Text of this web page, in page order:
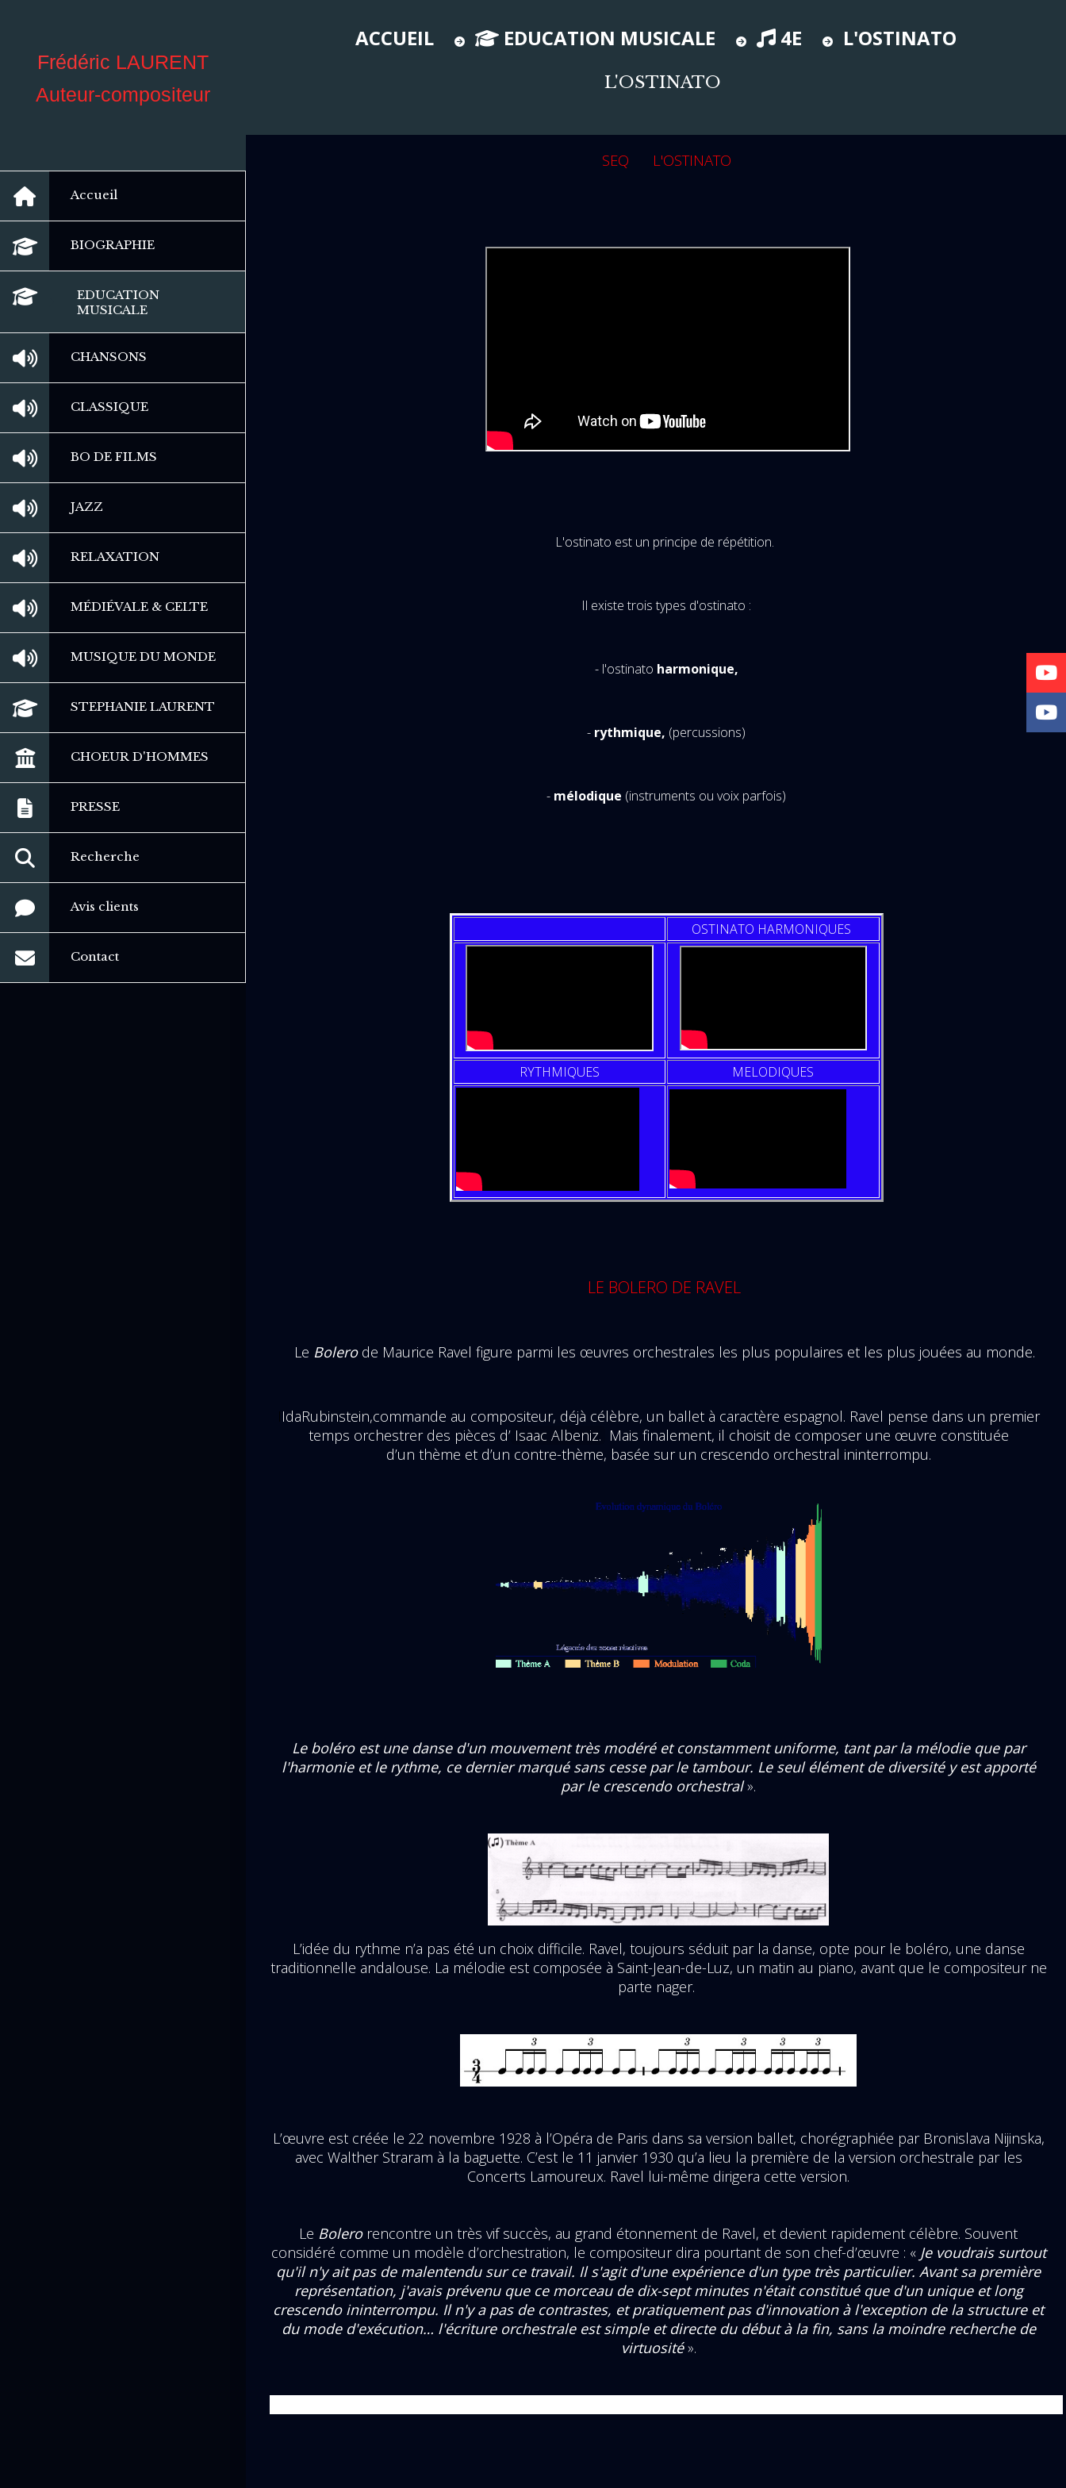
Frédéric LAURENT
Auteur-compositeur
Accueil
BIOGRAPHIE
EDUCATION
MUSICALE
CHANSONS
CLASSIQUE
BO DE FILMS
JAZZ
RELAXATION
MÉDIÉVALE & CELTE
MUSIQUE DU MONDE
STEPHANIE LAURENT
CHOEUR D'HOMMES
PRESSE
Recherche
Avis clients
Contact
ACCUEIL EDUCATION MUSICALE 4E L'OSTINATO
L'OSTINATO
SEQ L'OSTINATO
L'ostinato est un principe de répétition.
Il existe trois types d'ostinato :
- l'ostinato harmonique,
- rythmique, (percussions)
- mélodique (instruments ou voix parfois)
OSTINATO HARMONIQUES
RYTHMIQUES MELODIQUES
LE BOLERO DE RAVEL
Le Bolerode Maurice Ravel figure parmi les œuvres orchestrales les plus populaires et les plus jouées au monde.
IIdaRubinstein,commande au compositeur, déjà célèbre, un ballet à caractère espagnol. Ravel pense dans un premier
temps orchestrer des pièces d’ Isaac Albeniz. Mais finalement, il choisit de composer une œuvre constituée
d’un thème et d’un contre-thème, basée sur un crescendo orchestral ininterrompu.
Le boléro est une danse d'un mouvement très modéré et constamment uniforme, tant par la mélodie que par
l'harmonie et le rythme, ce dernier marqué sans cesse par le tambour. Le seul élément de diversité y est apporté
par le crescendo orchestral».
L’idée du rythme n’a pas été un choix difficile. Ravel, toujours séduit par la danse, opte pour le boléro, une danse
traditionnelle andalouse. La mélodie est composée à Saint-Jean-de-Luz, un matin au piano, avant que le compositeur ne
parte nager.
L’œuvre est créée le 22 novembre 1928 à l’Opéra de Paris dans sa version ballet, chorégraphiée par Bronislava Nijinska,
avec Walther Straram à la baguette. C’est le 11 janvier 1930 qu’a lieu la première de la version orchestrale par les
Concerts Lamoureux. Ravel lui-même dirigera cette version.
Le Bolerorencontre un très vif succès, au grand étonnement de Ravel, et devient rapidement célèbre. Souvent
considéré comme un modèle d’orchestration, le compositeur dira pourtant de son chef-d’œuvre : « Je voudrais surtout
qu'il n'y ait pas de malentendu sur ce travail. Il s'agit d'une expérience d'un type très particulier. Avant sa première
représentation, j'avais prévenu que ce morceau de dix-sept minutes n'était constitué que d'un unique et long
crescendo ininterrompu. Il n'y a pas de contrastes, et pratiquement pas d'innovation à l'exception de la structure et
du mode d'exécution… l'écriture orchestrale est simple et directe du début à la fin, sans la moindre recherche de
virtuosité».